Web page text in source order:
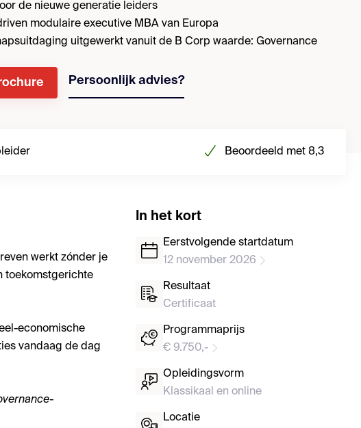
de nieuwe generatie leiders
modulaire executive MBA van Europa
uitgewerkt vanuit de B Corp waarde: Governance
Persoonlijk advies?
Beoordeeld met 8,3
werkt zónder je
toekomstgerichte
economische
vandaag de dag
In het kort
Eerstvolgende startdatum
12 november 2026
Resultaat
Certificaat
Programmaprijs
€ 9.750,-
Opleidingsvorm
Klassikaal en online
Locatie